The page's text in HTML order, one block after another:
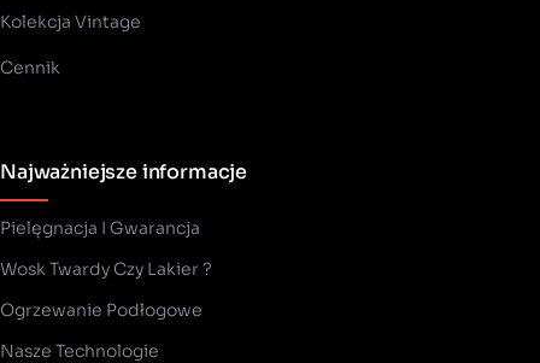
Kolekcja Vintage
Cennik
Najważniejsze informacje
Pielęgnacja I Gwarancja
Wosk Twardy Czy Lakier ?
­Ogrzewanie Podłogowe
Nasze Technologie